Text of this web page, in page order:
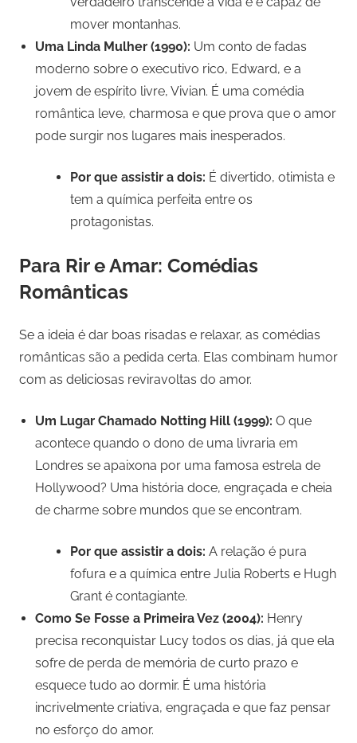
mover montanhas.
Uma Linda Mulher (1990): Um conto de fadas
moderno sobre o executivo rico, Edward, e a
jovem de espírito livre, Vivian. É uma comédia
romântica leve, charmosa e que prova que o amor
pode surgir nos lugares mais inesperados.
Por que assistir a dois: É divertido, otimista e
tem a química perfeita entre os
protagonistas.
Para Rir e Amar: Comédias
Românticas
Se a ideia é dar boas risadas e relaxar, as comédias
românticas são a pedida certa. Elas combinam humor
com as deliciosas reviravoltas do amor.
Um Lugar Chamado Notting Hill (1999): O que
acontece quando o dono de uma livraria em
Londres se apaixona por uma famosa estrela de
Hollywood? Uma história doce, engraçada e cheia
de charme sobre mundos que se encontram.
Por que assistir a dois: A relação é pura
fofura e a química entre Julia Roberts e Hugh
Grant é contagiante.
Como Se Fosse a Primeira Vez (2004): Henry
precisa reconquistar Lucy todos os dias, já que ela
sofre de perda de memória de curto prazo e
esquece tudo ao dormir. É uma história
incrivelmente criativa, engraçada e que faz pensar
no esforço do amor.